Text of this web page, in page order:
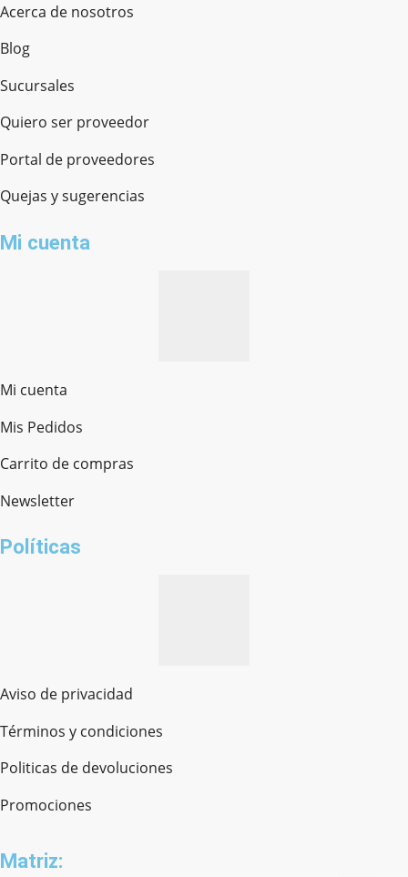
Acerca de nosotros
Blog
Sucursales
Quiero ser proveedor
Portal de proveedores
Quejas y sugerencias
Mi cuenta
Mi cuenta
Mis Pedidos
Carrito de compras
Newsletter
Políticas
Aviso de privacidad
Términos y condiciones
Politicas de devoluciones
Promociones
Matriz: